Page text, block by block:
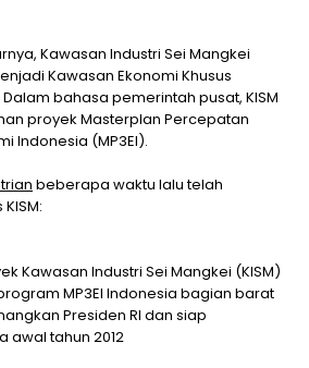
Kawasan Industri Sei Mangkei
Kawasan Ekonomi Khusus
bahasa pemerintah pusat, KISM
proyek Masterplan Percepatan
Indonesia (MP3EI).
beberapa waktu lalu telah
Kawasan Industri Sei Mangkei (KISM)
MP3EI Indonesia bagian barat
Presiden RI dan siap
awal tahun 2012